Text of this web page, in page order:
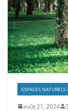
ESPACES NATURELS
août 21, 2024